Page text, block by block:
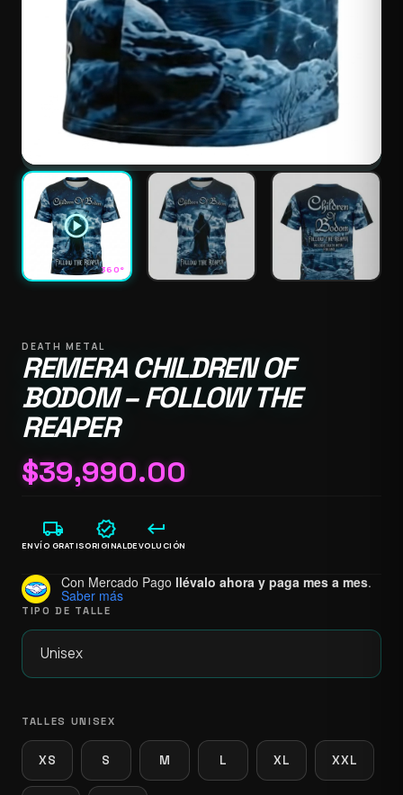
play_circle
360°
DEATH METAL
REMERA CHILDREN OF
BODOM – FOLLOW THE
REAPER
$39,990.00
local_shipping
ENVÍO GRATIS
verified
ORIGINAL
keyboard_return
DEVOLUCIÓN
Con Mercado Pago llévalo ahora y paga mes a mes.
Saber más
TIPO DE TALLE
TALLES UNISEX
XS S M L XL XXL